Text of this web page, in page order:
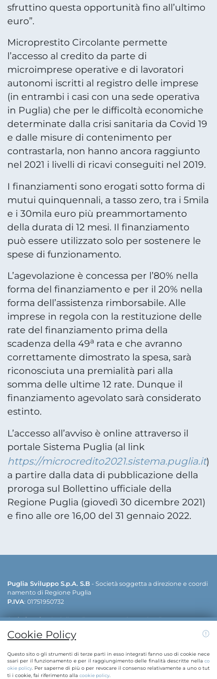
sfruttino questa opportunità fino all’ultimo
euro”.
Microprestito Circolante permette
l’accesso al credito da parte di
microimprese operative e di lavoratori
autonomi iscritti al registro delle imprese
(in entrambi i casi con una sede operativa
in Puglia) che per le difficoltà economiche
determinate dalla crisi sanitaria da Covid 19
e dalle misure di contenimento per
contrastarla, non hanno ancora raggiunto
nel 2021 i livelli di ricavi conseguiti nel 2019.
I finanziamenti sono erogati sotto forma di
mutui quinquennali, a tasso zero, tra i 5mila
e i 30mila euro più preammortamento
della durata di 12 mesi. Il finanziamento
può essere utilizzato solo per sostenere le
spese di funzionamento.
L’agevolazione è concessa per l’80% nella
forma del finanziamento e per il 20% nella
forma dell’assistenza rimborsabile. Alle
imprese in regola con la restituzione delle
rate del finanziamento prima della
scadenza della 49a rata e che avranno
correttamente dimostrato la spesa, sarà
riconosciuta una premialità pari alla
somma delle ultime 12 rate. Dunque il
finanziamento agevolato sarà considerato
estinto.
L’accesso all’avviso è online attraverso il
portale Sistema Puglia (al link
https://microcredito2021.sistema.puglia.it)
a partire dalla data di pubblicazione della
proroga sul Bollettino ufficiale della
Regione Puglia (giovedì 30 dicembre 2021)
e fino alle ore 16,00 del 31 gennaio 2022.
Puglia Sviluppo S.p.A. S.B - Società soggetta a direzione e coordi
namento di Regione Puglia
P.IVA: 01751950732
Sede legale: via delle Dalie - 70026 Modugno (Bari)
: via delle Dalie - 70026 Modugno (Bari) | viale cav. A
ntonio Filograna - 73042 Casarano (Lecce)
viluppo.regione.puglia.it| PEC:pugliasviluppo@legalmail.it
Cookie Policy
Questo sito o gli strumenti di terze parti in esso integrati fanno uso di cookie nece
ssari per il funzionamento e per il raggiungimento delle finalità descritte nella co
okie policy . Per saperne di più o per revocare il consenso relativamente a uno o tut
ti i cookie, fai riferimento alla cookie policy